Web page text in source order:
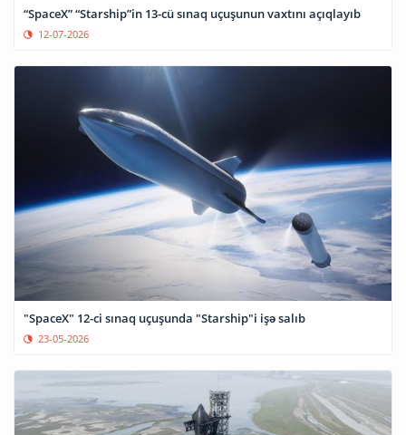
“SpaceX” “Starship”in 13-cü sınaq uçuşunun vaxtını açıqlayıb
12-07-2026
"SpaceX" 12-ci sınaq uçuşunda "Starship"i işə salıb
23-05-2026